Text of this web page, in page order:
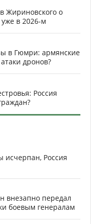
Жириновского о
в 2026-м
в Гюмри: армянские
дронов?
Россия
исчерпан, Россия
внезапно передал
боевым генералам